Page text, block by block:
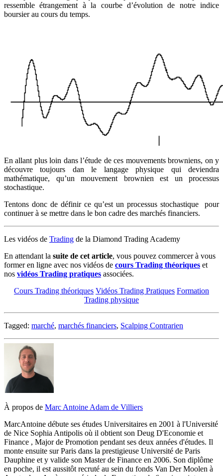
ressemble étrangement à la courbe d’évolution de notre indice
boursier au cours du temps.
En allant plus loin dans l’étude de ces mouvements browniens, on y
découvre toujours dan le langage physique qui deviendra
mathématique, qu’un mouvement brownien est un processus
stochastique.
Tentons donc de définir ce qu’est un processus stochastique pour
continuer à se mettre dans le bon cadre des marchés financiers.
Les vidéos de Trading de la Diamond Trading Academy
En attendant la suite de cet article, vous pouvez commercer à vous
former en ligne avec nos vidéos de cours Trading théoriques et
nos vidéos Trading pratiques associées.
Cours Trading théoriques Vidéos Trading Pratiques Formation
Trading physique
Tagged: marché, marchés financiers, Scalping Contrarien
À propos de Marc Antoine Adam de Villiers
Marc­Antoine débute ses études Universitaires en 2001 à l'Université
de Nice Sophia Antipolis où il obtient son Deug D'Economie et
Finance , Major de Promotion pendant ses deux années d'études. Il
monte ensuite sur Paris dans la prestigieuse Université de Paris
Dauphine et y valide son Master de Finance en 2006. Son diplôme
en poche, il est aussitôt recruté au sein du fonds Van Der Moolen à